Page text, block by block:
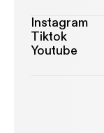
Instagram
Tiktok
Youtube